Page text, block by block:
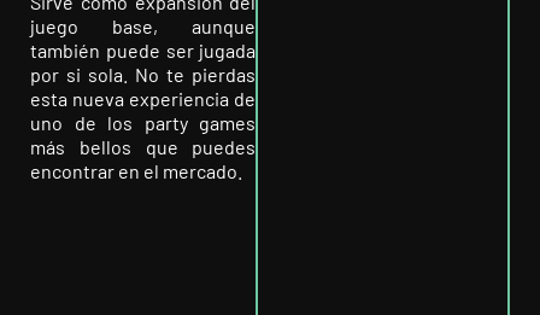
juego base, aunque
también puede ser jugada
por si sola. No te pierdas
esta nueva experiencia de
uno de los party games
más bellos que puedes
encontrar en el mercado.